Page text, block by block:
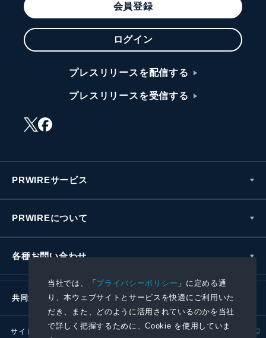
当社では、「プライバシーポリシー 」に定める通
り、本ウェブサイトとサービスを快適にご利用いた
だき、また、どのように活用されているのかを当社
で詳しく把握するために、Cookie を使用していま
会員登録
ログイン
プレスリリースを配信する
プレスリリースを受信する
PRWIREサービス
PRWIREについて
各種お問い合わせ
共同通信社グループ
サイトポリシー プライバシーポリシー